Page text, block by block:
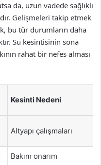
da, uzun vadede sağlıklı
Gelişmeleri takip etmek
bu tür durumların daha
Su kesintisinin sona
rahat bir nefes alması
Kesinti Nedeni
Altyapı çalışmaları
Bakım onarım